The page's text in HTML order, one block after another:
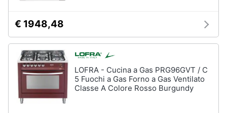
Fotografia
Casalinghi
Abbigliamento
Forni,
Piani
cottura
Cappe
Forni
microonde
€ 1948,48
LOFRA - Cucina a Gas PRG96GVT / C
5 Fuochi a Gas Forno a Gas Ventilato
Classe A Colore Rosso Burgundy